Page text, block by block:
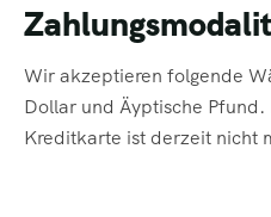
Wir akzeptieren folgende
Dollar und Äyptische
Kreditkarte ist derzeit nicht